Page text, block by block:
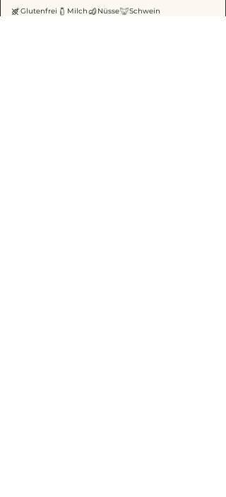
Glutenfrei Milch Nüsse Schwein